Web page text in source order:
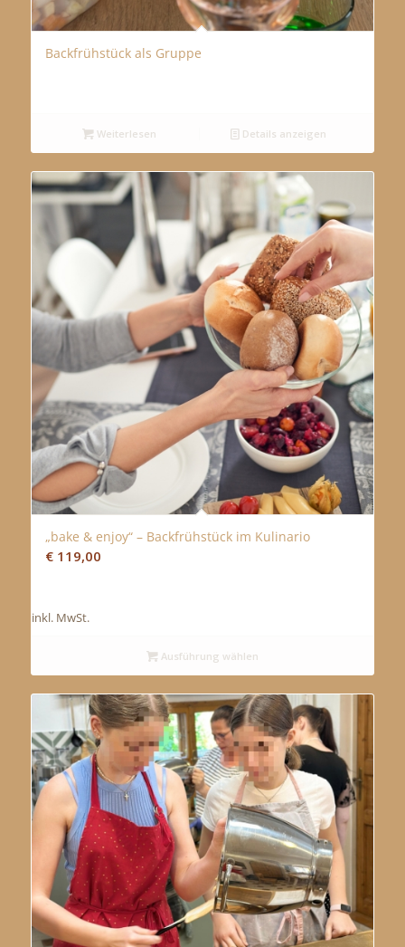
Backfrühstück als Gruppe
Weiterlesen Details anzeigen
5.00
„bake & enjoy“ – Backfrühstück im Kulinario
€119,00
inkl. MwSt.
Ausführung wählen